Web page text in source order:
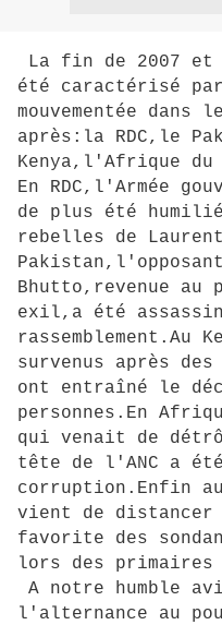
La fin de 2007 et
été caractérisé
mouvementée
après:la RDC,le
Kenya,l'Afrique du
En RDC,l'Armée
de plus été
rebelles de Laurent
Bhutto,revenue au
exil,a été
rassemblement.Au
survenus après
ont entraîné le
personnes.En
qui venait de
tête de l'ANC a
corruption.Enfin
vient de
favorite des
lors des
A notre humble
l'alternance au